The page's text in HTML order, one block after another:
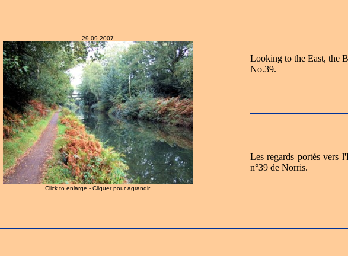
29-09-2007
Click to enlarge - Cliquer pour agrandir
Looking to the East, the
No.39.
Les regards portés vers
n°39 de Norris.